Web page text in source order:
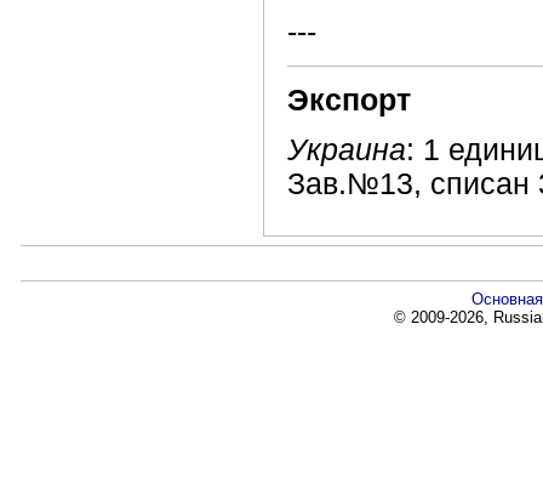
---
Экспорт
Украина: 1
Зав.№13, списан
Основная
© 2009-2026,